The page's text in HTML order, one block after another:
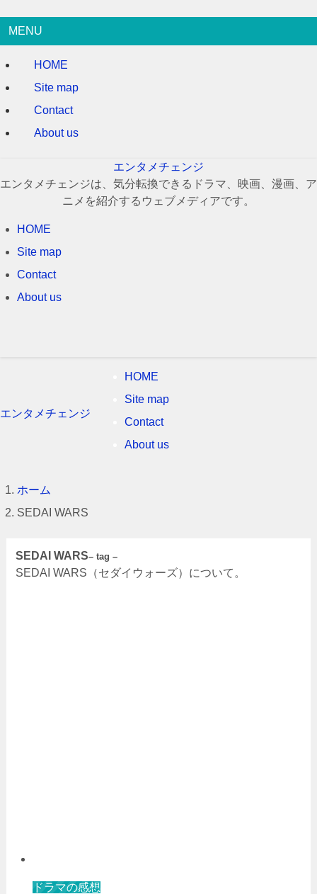
MENU
HOME
Site map
Contact
About us
エンタメチェンジ
エンタメチェンジは、気分転換できるドラマ、映画、漫画、ア
ニメを紹介するウェブメディアです。
HOME
Site map
Contact
About us
エンタメチェンジ
HOME
Site map
Contact
About us
ホーム
SEDAI WARS
SEDAI WARS– tag –
SEDAI WARS（セダイウォーズ）について。
ドラマの感想